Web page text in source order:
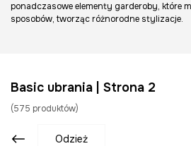
ponadczasowe elementy garderoby, które
sposobów, tworząc różnorodne stylizacje.
Basic ubrania | Strona 2
(575 produktów)
odzież